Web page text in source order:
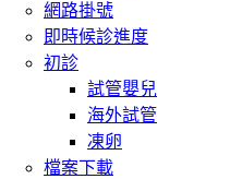
網路掛號
即時候診進度
初診
試管嬰兒
海外試管
凍卵
檔案下載